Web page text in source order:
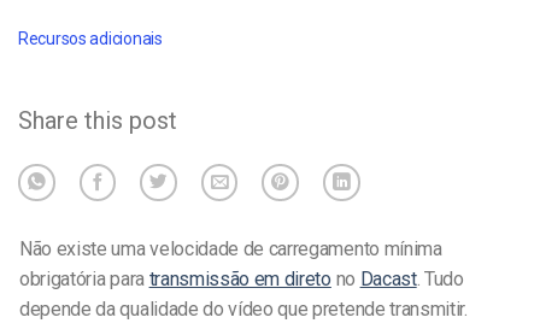
Recursos adicionais
Share this post
Não existe uma velocidade de carregamento mínima
obrigatória para transmissão em direto no Dacast. Tudo
depende da qualidade do vídeo que pretende transmitir.